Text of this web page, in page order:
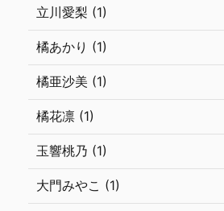
立川愛梨 (1)
橘あかり (1)
橘亜沙美 (1)
橘花凛 (1)
玉響桃乃 (1)
大門みやこ (1)